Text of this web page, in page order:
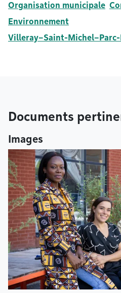
Organisation municipale
Environnement
Villeray–Saint-
Documents
Images